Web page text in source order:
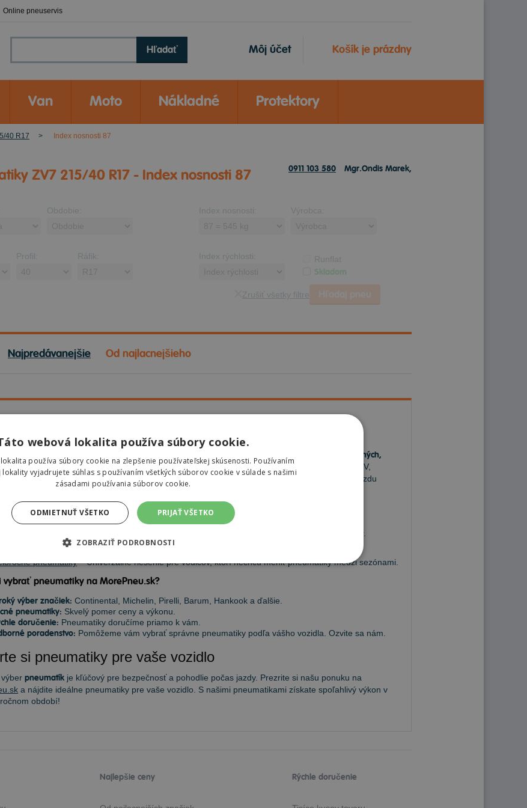
Online pneuservis
Košík je prázdny
Môj účet
Hľadať
Van Moto Nákladné Protektory
40 R17 Index nosnosti 87
ZV7 215/40 R17 - Index nosnosti 87 0911 103 580 Mgr.Ondis Marek,
Obdobie: Index nosnosti: Výrobca:
Profil: Ráfik: Index rýchlosti: Runflat
Skladom
Zrušiť všetky filtre
Najpredávanejšie Od najlacnejšieho
pneumatiky
letných,
a celoročných pneumatík od popredných výrobcov. Ponúkame pneumatiky pre osobné autá, SUV,
aj úžitkové vozidlá. Vyberte si spoľahlivé pneumatiky za výhodné ceny a užívajte si bezpečnú jazdu
nájdete v našej ponuke?
– Ideálne na horúce mesiace, poskytujú výbornú priľnavosť a nízky valivý odpor.
– Navrhnuté pre jazdu na snehu a ľade, s krátkou brzdnou dráhou a vysokou
pneumatiky– Univerzálne riešenie pre vodičov, ktorí nechcú meniť pneumatiky medzi sezónami.
vybrať pneumatiky na MorePneu.sk?
výber značiek: Continental, Michelin, Pirelli, Barum, Hankook a ďalšie.
pneumatiky: Skvelý pomer ceny a výkonu.
doručenie: Pneumatiky doručíme priamo k vám.
poradenstvo: Pomôžeme vám vybrať správne pneumatiky podľa vášho vozidla. Ozvite sa nám.
si pneumatiky pre vaše vozidlo
pneumatík je kľúčový pre bezpečnosť a pohodlie počas jazdy. Prezrite si našu ponuku na
a nájdite ideálne pneumatiky pre vaše vozidlo. S našimi pneumatikami získate spoľahlivý výkon v
období!
Najlepšie ceny Rýchle doručenie
webová lokalita používa súbory cookie.
používa súbory cookie na zlepšenie používateľskej skúsenosti. Používaním
lokality vyjadrujete súhlas s používaním všetkých súborov cookie v súlade s našimi
zásadami používania súborov cookie.
PRIJAŤ VŠETKO
ODMIETNUŤ VŠETKO
ZOBRAZIŤ PODROBNOSTI